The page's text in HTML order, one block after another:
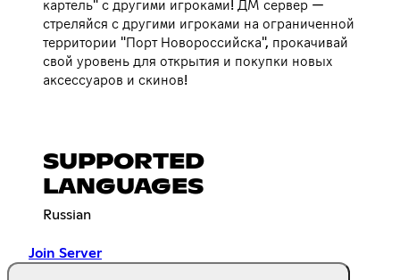
картель" с другими игроками! ДМ сервер —
стреляйся с другими игроками на ограниченной
территории "Порт Новороссийска", прокачивай
свой уровень для открытия и покупки новых
аксессуаров и скинов!
SUPPORTED
LANGUAGES
Russian
Join Server